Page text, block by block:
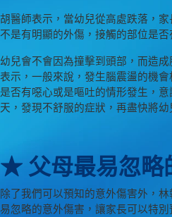
胡醫師表示，當幼兒從高處跌落，
不是有明顯的外傷，接觸的部位是
幼兒會不會因為撞擊到頭部，而造
表示，一般來說，發生腦震盪的機
是否有噁心或是嘔吐的情形發生，
天，發現不舒服的症狀，再盡快將幼
★ 父母最易忽略
除了我們可以預知的意外傷害外，
易忽略的意外傷害，讓家長可以特別